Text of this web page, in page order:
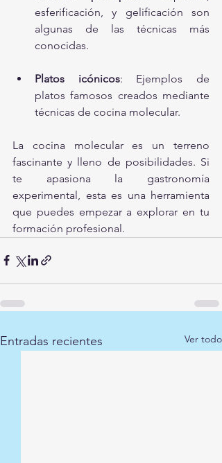
esferificación, y gelificación son
algunas de las técnicas más
conocidas.
Platos icónicos: Ejemplos de
platos famosos creados mediante
técnicas de cocina molecular.
La cocina molecular es un terreno
fascinante y lleno de posibilidades. Si
te apasiona la gastronomía
experimental, esta es una herramienta
que puedes empezar a explorar en tu
formación profesional.
Entradas recientes Ver todo